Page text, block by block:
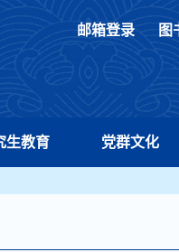
邮箱登录 图
生教育 党群文化